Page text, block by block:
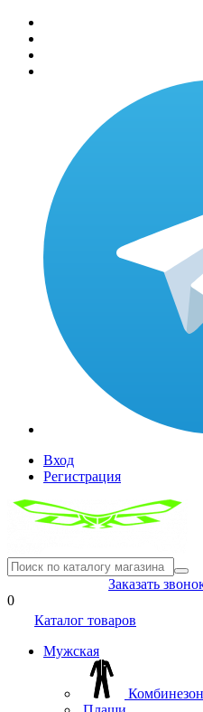
Вход
Регистрация
Заказать
0
Каталог товаров
Мужская